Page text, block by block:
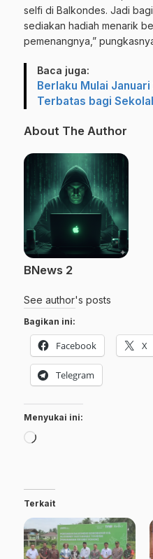
selfi di Balkondes. Jadi
sediakan hadiah menarik
pemenangnya,”
Baca juga:
Berlaku Mulai
Terbatas bagi
About The Author
BNews 2
See author's posts
Bagikan ini:
Facebook X
Telegram
Menyukai ini:
Memuat...
Terkait